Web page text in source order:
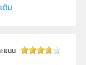
คโนโลยี (สสวท.)
ตศาสตร์
ติม
แนน